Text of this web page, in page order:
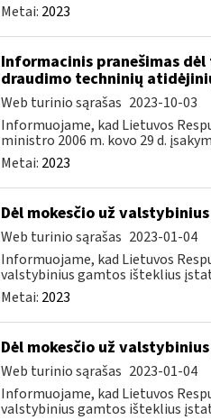
Metai: 2023
Informacinis pranešimas
draudimo techninių
Web turinio sąrašas 2023-10-03
Informuojame, kad Lietuvos
ministro 2006 m. kovo 29 d.
Metai: 2023
Dėl mokesčio už
Web turinio sąrašas 2023-01-04
Informuojame, kad Lietuvos
valstybinius gamtos išteklius
Metai: 2023
Dėl mokesčio už
Web turinio sąrašas 2023-01-04
Informuojame, kad Lietuvos
valstybinius gamtos išteklius